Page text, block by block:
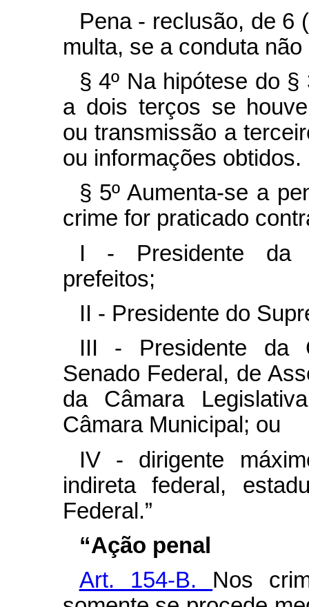
Pena - reclusão, de 6
multa, se a conduta
§ 4º Na hipótese do
a dois terços se
ou transmissão a
ou informações obtidos.
§ 5º Aumenta-se a
crime for praticado
I - Presidente da
prefeitos;
II - Presidente do
III - Presidente da
Senado Federal, de
da Câmara
Câmara Municipal; ou
IV - dirigente
indireta federal,
Federal.”
“Ação penal
Art. 154-B. Nos